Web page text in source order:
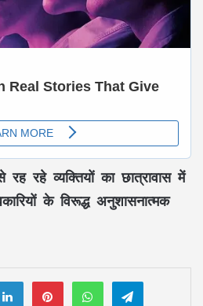
रहे व्यक्तियों का छात्रावास में
के विरूद्ध अनुशासनात्मक
LinkedInPinterestWhatsAppTelegram